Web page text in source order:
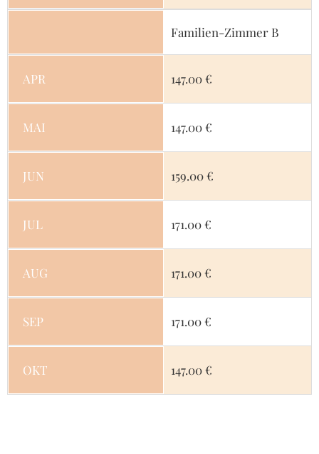
Familien-Zimmer B
APR 147.00 €
MAI 147.00 €
JUN 159.00 €
JUL 171.00 €
AUG 171.00 €
SEP 171.00 €
OKT 147.00 €